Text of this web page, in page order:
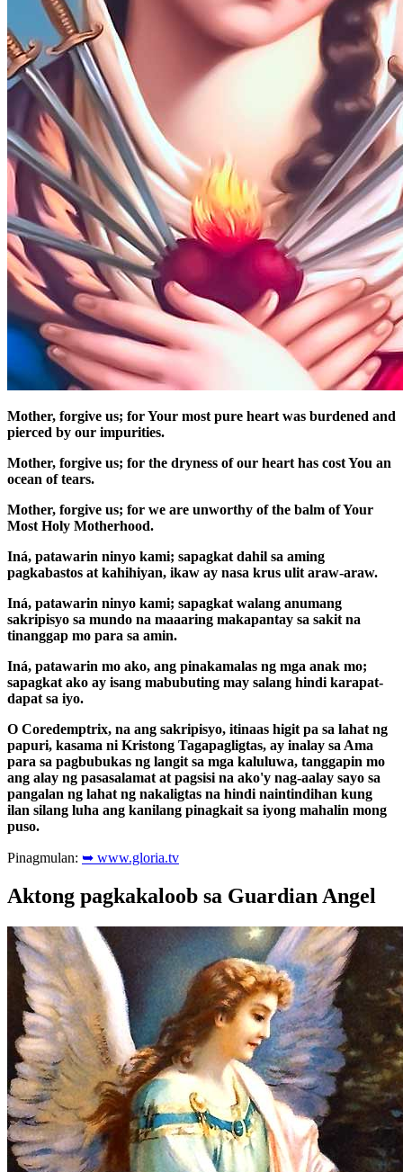
Mother, forgive us; for Your most pure heart was burdened and
pierced by our impurities.
Mother, forgive us; for the dryness of our heart has cost You an
ocean of tears.
Mother, forgive us; for we are unworthy of the balm of Your
Most Holy Motherhood.
Iná, patawarin ninyo kami; sapagkat dahil sa aming
pagkabastos at kahihiyan, ikaw ay nasa krus ulit araw-araw.
Iná, patawarin ninyo kami; sapagkat walang anumang
sakripisyo sa mundo na maaaring makapantay sa sakit na
tinanggap mo para sa amin.
Iná, patawarin mo ako, ang pinakamalas ng mga anak mo;
sapagkat ako ay isang mabubuting may salang hindi karapat-
dapat sa iyo.
O Coredemptrix, na ang sakripisyo, itinaas higit pa sa lahat ng
papuri, kasama ni Kristong Tagapagligtas, ay inalay sa Ama
para sa pagbubukas ng langit sa mga kaluluwa, tanggapin mo
ang alay ng pasasalamat at pagsisi na ako'y nag-aalay sayo sa
pangalan ng lahat ng nakaligtas na hindi naintindihan kung
ilan silang luha ang kanilang pinagkait sa iyong mahalin mong
puso.
Pinagmulan: ➥ www.gloria.tv
Aktong pagkakaloob sa Guardian Angel